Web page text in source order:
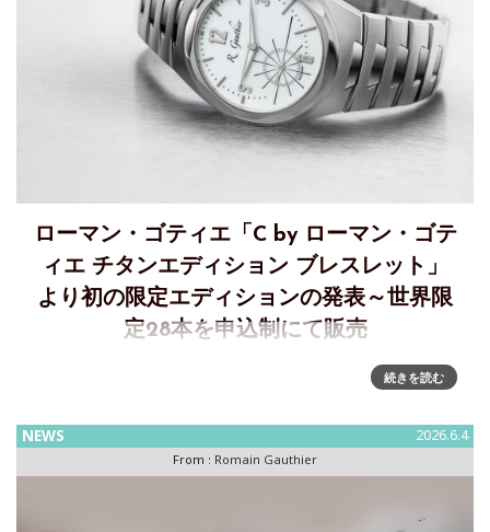
ローマン・ゴティエ「C by ローマン・ゴテ
ィエ チタンエディション ブレスレット」
より初の限定エディションの発表～世界限
定28本を申込制にて販売
「C by ローマン・ゴティエ チタンエディション ブレスレッ
ト ルーメンダイアル」～C by ローマン・ゴティエ チタンエ
続きを読む
NEWS 2026.6.4
From : Romain Gauthier